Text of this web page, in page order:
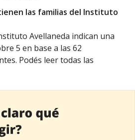
las familias del Instituto
Avellaneda indican una
5 en base a las 62
Podés leer todas las